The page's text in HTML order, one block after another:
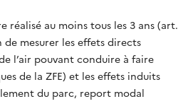
réalisé au moins tous les 3 ans (art.
de mesurer les effets directs
l’air pouvant conduire à faire
de la ZFE) et les effets induits
du parc, report modal